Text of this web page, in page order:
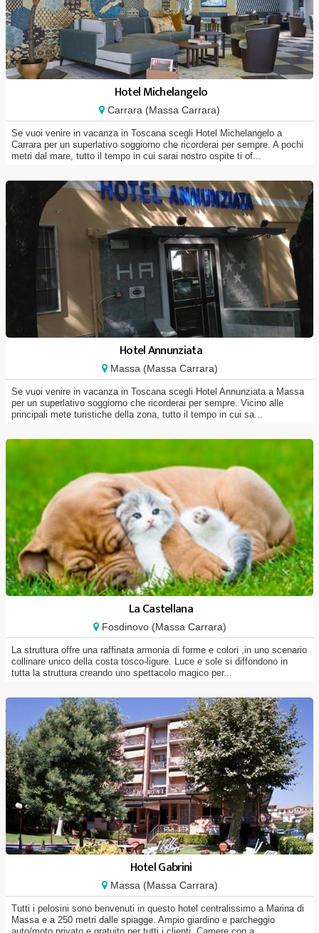
Hotel Michelangelo
Carrara (Massa Carrara)
Se vuoi venire in vacanza in Toscana scegli Hotel Michelangelo a
Carrara per un superlativo soggiorno che ricorderai per sempre. A pochi
metri dal mare, tutto il tempo in cui sarai nostro ospite ti of...
Hotel Annunziata
Massa (Massa Carrara)
Se vuoi venire in vacanza in Toscana scegli Hotel Annunziata a Massa
per un superlativo soggiorno che ricorderai per sempre. Vicino alle
principali mete turistiche della zona, tutto il tempo in cui sa...
La Castellana
Fosdinovo (Massa Carrara)
La struttura offre una raffinata armonia di forme e colori ,in uno scenario
collinare unico della costa tosco-ligure. Luce e sole si diffondono in
tutta la struttura creando uno spettacolo magico per...
Hotel Gabrini
Massa (Massa Carrara)
Tutti i pelosini sono benvenuti in questo hotel centralissimo a Marina di
Massa e a 250 metri dalle spiagge. Ampio giardino e parcheggio